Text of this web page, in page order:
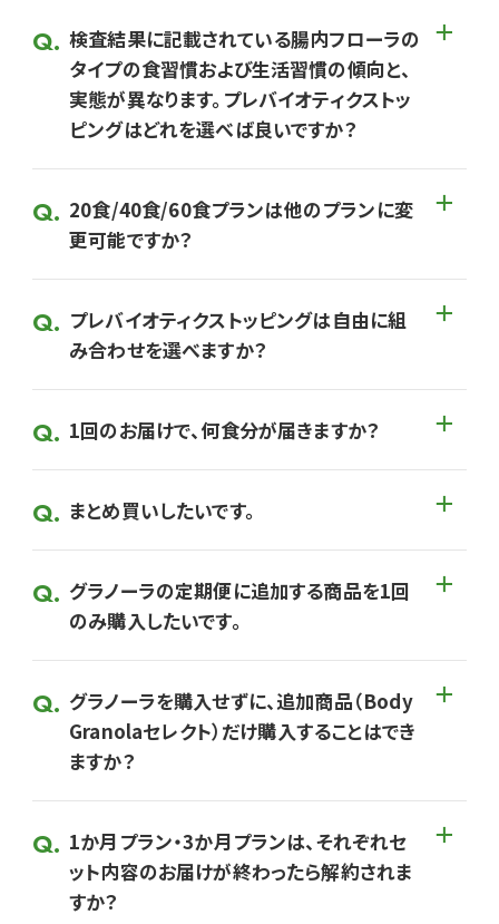
検査結果に記載されている腸内フローラの
タイプの食習慣および生活習慣の傾向と、
実態が異なります。プレバイオティクストッ
ピングはどれを選べば良いですか？
20食/40食/60食プランは他のプランに変
更可能ですか？
プレバイオティクストッピングは自由に組
み合わせを選べますか？
1回のお届けで、何食分が届きますか？
まとめ買いしたいです。
グラノーラの定期便に追加する商品を1回
のみ購入したいです。
グラノーラを購入せずに、追加商品（Body
Granolaセレクト）だけ購入することはでき
ますか？
1か月プラン・3か月プランは、それぞれセ
ット内容のお届けが終わったら解約されま
すか？